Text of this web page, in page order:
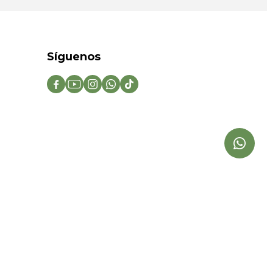
Síguenos
    